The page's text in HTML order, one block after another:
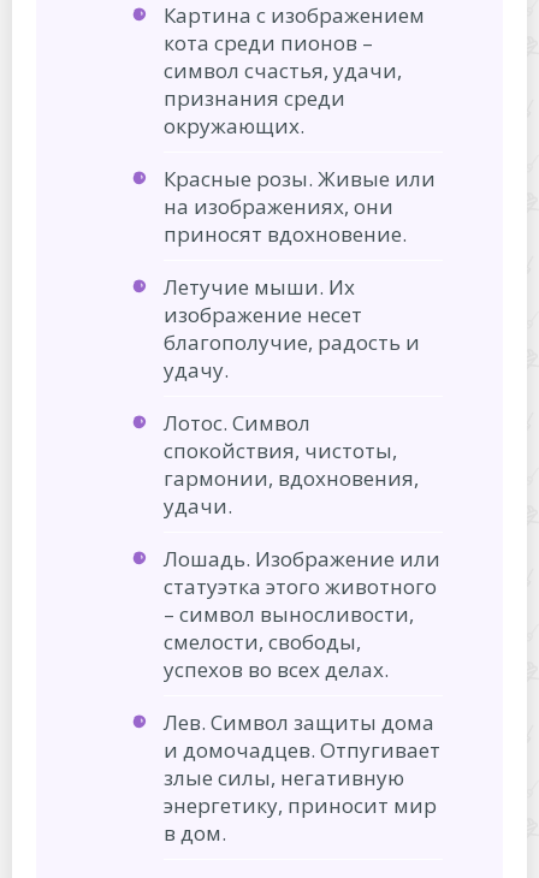
Картина с изображением
кота среди пионов –
символ счастья, удачи,
признания среди
окружающих.
Красные розы. Живые или
на изображениях, они
приносят вдохновение.
Летучие мыши. Их
изображение несет
благополучие, радость и
удачу.
Лотос. Символ
спокойствия, чистоты,
гармонии, вдохновения,
удачи.
Лошадь. Изображение или
статуэтка этого животного
– символ выносливости,
смелости, свободы,
успехов во всех делах.
Лев. Символ защиты дома
и домочадцев. Отпугивает
злые силы, негативную
энергетику, приносит мир
в дом.